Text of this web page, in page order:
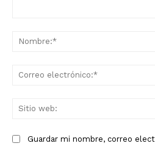
Guardar mi nombre, correo